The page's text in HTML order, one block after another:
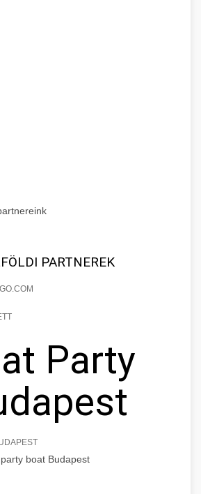
PARTNEREK
Party
party boat Budapest